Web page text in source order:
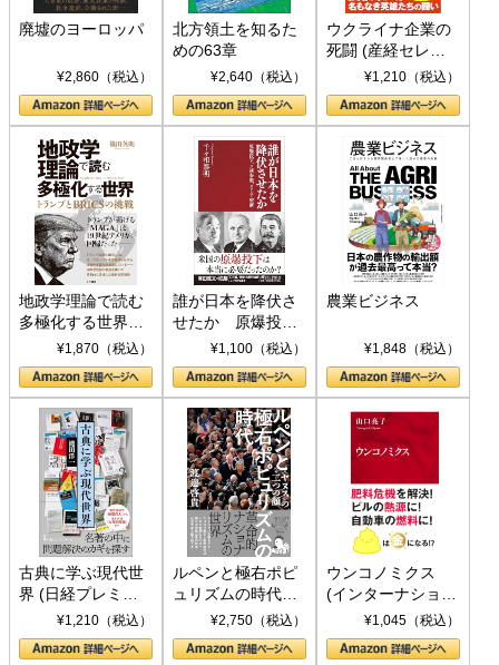
廃墟のヨーロッパ
¥2,860（税込）
北方領土を知るた
めの63章
¥2,640（税込）
ウクライナ企業の
死闘 (産経セレク
ト S 039)¥1,210（税込）
地政学理論で読む
多極化する世界：
トランプとBRICS
の挑戦
¥1,870（税込）
誰が日本を降伏さ
せたか 原爆投
下、ソ連参戦、そ
して聖断 (PHP新
書)
¥1,100（税込）
農業ビジネス
¥1,848（税込）
古典に学ぶ現代世
界 (日経プレミア
シリーズ)¥1,210（税込）
ルペンと極右ポピ
ュリズムの時代：
〈ヤヌス〉の二つ
の顔
¥2,750（税込）
ウンコノミクス
(インターナショナ
ル新書)¥1,045（税込）